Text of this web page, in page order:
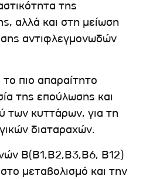
της
αλλά και στη μείωση
αντιφλεγμονωδών
πιο απαραίτητο
της επούλωσης και
των κυττάρων, για τη
διαταραχών.
Β(Β1,Β2,Β3,Β6, Β12)
μεταβολισμό και την